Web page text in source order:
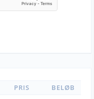
PRIS BELØB